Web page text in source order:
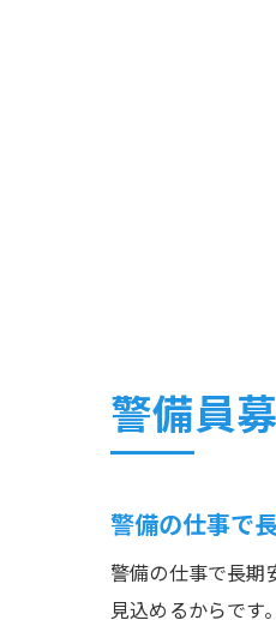
警備員
警備の仕事で
警備の仕事で長期
見込めるからです